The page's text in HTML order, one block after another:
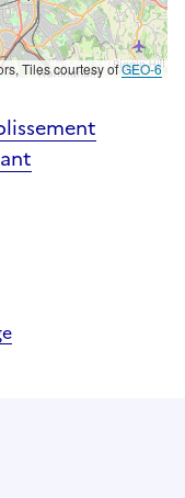
Tiles courtesy ofGEO-6